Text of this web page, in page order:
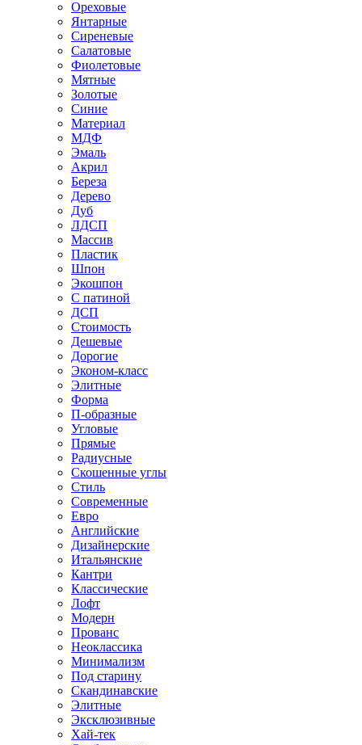
Ореховые
Янтарные
Сиреневые
Салатовые
Фиолетовые
Мятные
Золотые
Синие
Материал
МДФ
Эмаль
Акрил
Береза
Дерево
Дуб
ЛДСП
Массив
Пластик
Шпон
Экошпон
С патиной
ДСП
Стоимость
Дешевые
Дорогие
Эконом-класс
Элитные
Форма
П-образные
Угловые
Прямые
Радиусные
Скошенные углы
Стиль
Современные
Евро
Английские
Дизайнерские
Итальянские
Кантри
Классические
Лофт
Модерн
Прованс
Неоклассика
Минимализм
Под старину
Скандинавские
Элитные
Эксклюзивные
Хай-тек